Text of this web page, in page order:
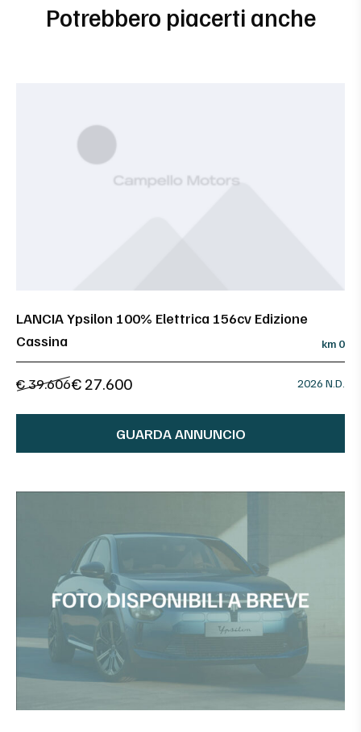
Potrebbero piacerti anche
LANCIA Ypsilon 100% Elettrica 156cv Edizione
Cassina
km 0
€ 39.606€ 27.600 2026 N.D.
GUARDA ANNUNCIO